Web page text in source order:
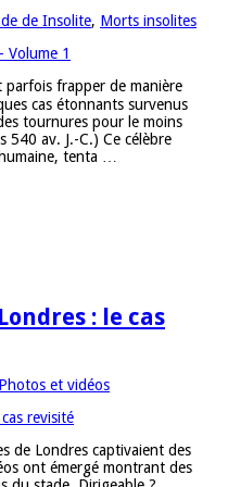
de Insolite, Morts insolites
frapper de manière
cas étonnants survenus
tournures pour le moins
av. J.-C.) Ce célèbre
tenta …
: le cas
Photos et vidéos
de Londres captivaient des
ont émergé montrant des